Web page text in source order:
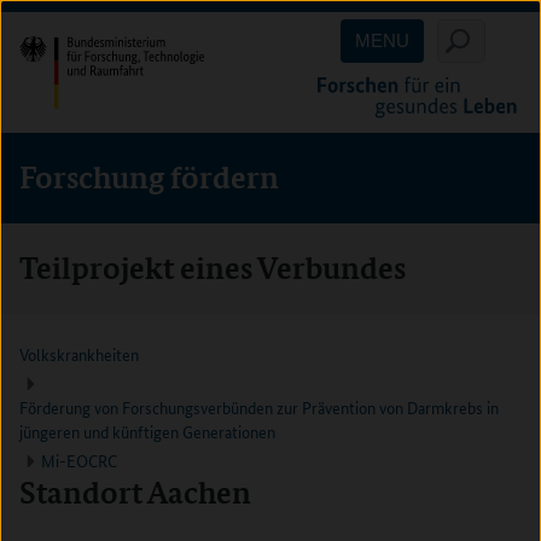
Direkt
zum
Inhalt
(Eingabetaste)
Direkt
zum
Hauptmenu
(Eingabetaste)
Direkt
zur
Suche
(Eingabetaste)
MENU
Forschung fördern
Teilprojekt eines Verbundes
Volkskrankheiten
Förderung von Forschungsverbünden zur Prävention von Darmkrebs in
jüngeren und künftigen Generationen
Mi-EOCRC
Standort Aachen